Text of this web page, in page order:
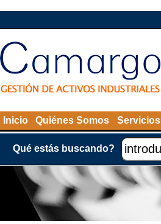
Inicio Quiénes Somos Servicios
Qué estás buscando?